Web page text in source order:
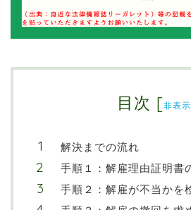
目次 [非表示
解決までの流れ
手順１：解雇理由証明書
手順２：解雇が不当かを